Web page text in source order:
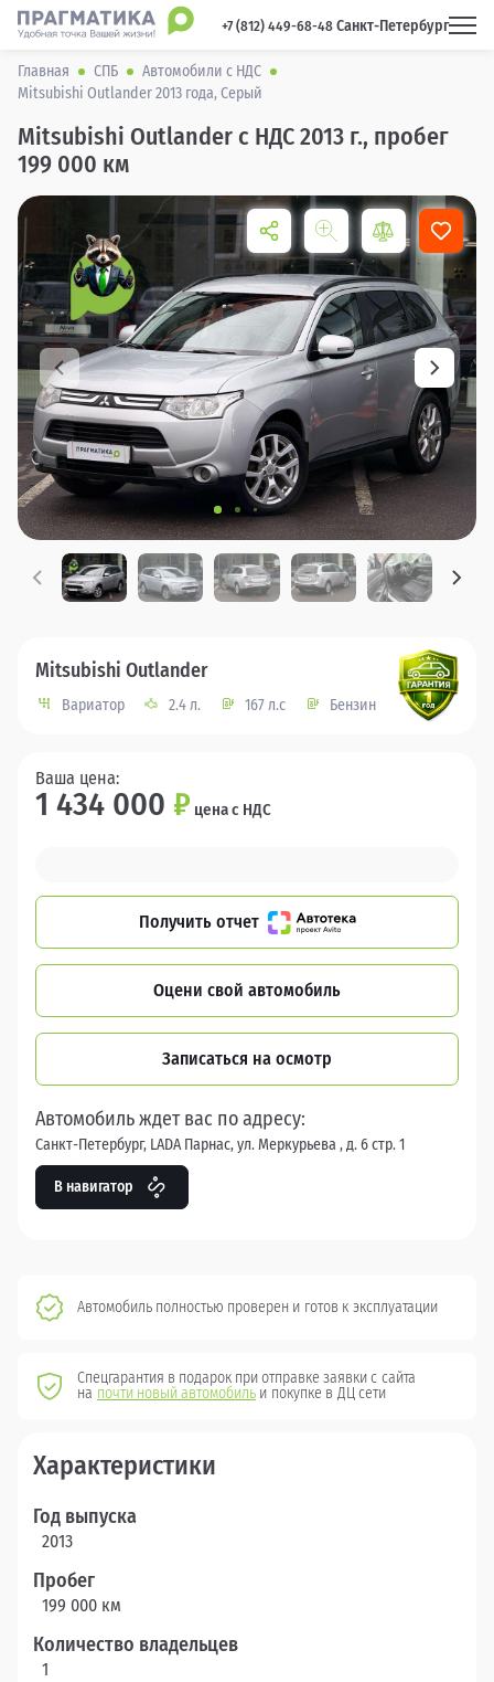
+7 (812) 449-68-48 Санкт-Петербург
Главная СПБ
Автомобили с НДС
Mitsubishi Outlander 2013 года, Серый
Mitsubishi Outlander с НДС 2013 г., пробег
199 000 км
Mitsubishi Outlander
Вариатор 2.4 л. 167 л.с Бензин
Ваша цена:
1 434 000 ₽ цена с НДС
Получить отчет
Оцени свой автомобиль
Записаться на осмотр
Автомобиль ждет вас по адресу:
Санкт-Петербург, LADA Парнас, ул. Меркурьева , д. 6 стр. 1
В навигатор
Автомобиль полностью проверен и готов к эксплуатации
Спецгарантия в подарок при отправке заявки с сайта
на почти новый автомобиль и покупке в ДЦ сети
Характеристики
Год выпуска
2013
Пробег
199 000 км
Количество владельцев
1